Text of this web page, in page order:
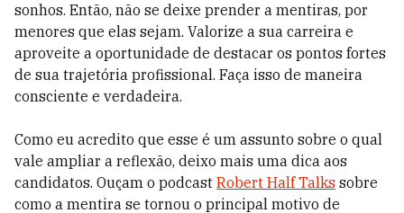
sonhos. Então, não se deixe prender a mentiras, por
menores que elas sejam. Valorize a sua carreira e
aproveite a oportunidade de destacar os pontos fortes
de sua trajetória profissional. Faça isso de maneira
consciente e verdadeira.
Como eu acredito que esse é um assunto sobre o qual
vale ampliar a reflexão, deixo mais uma dica aos
candidatos. Ouçam o podcast Robert Half Talks sobre
como a mentira se tornou o principal motivo de